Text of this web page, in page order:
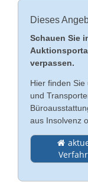
Kontakt
Datenschutz
Rechtliche
AGB
English
Türkçe
Dieses
Schauen Sie
verpassen.
Hier finden
und
aus Insolvenz